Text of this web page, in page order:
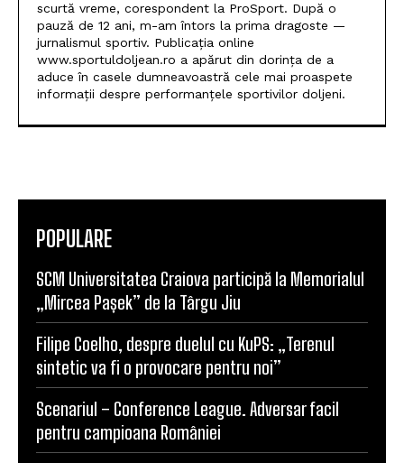
scurtă vreme, corespondent la ProSport. După o
pauză de 12 ani, m-am întors la prima dragoste —
jurnalismul sportiv. Publicația online
www.sportuldoljean.ro a apărut din dorința de a
aduce în casele dumneavoastră cele mai proaspete
informații despre performanțele sportivilor doljeni.
POPULARE
SCM Universitatea Craiova participă la Memorialul
„Mircea Pașek” de la Târgu Jiu
Filipe Coelho, despre duelul cu KuPS: „Terenul
sintetic va fi o provocare pentru noi”
Scenariul – Conference League. Adversar facil
pentru campioana României